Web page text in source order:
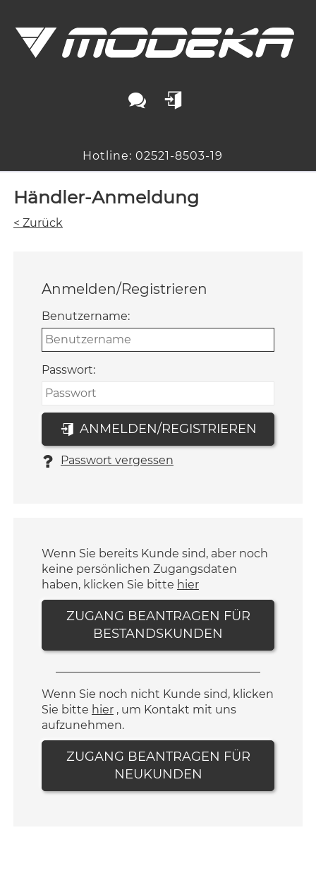
Hotline: 02521-8503-19
Händler-Anmeldung
< Zurück
Anmelden/Registrieren
Benutzername:
Passwort:
ANMELDEN/REGISTRIEREN
Passwort vergessen
Wenn Sie bereits Kunde sind, aber noch
keine persönlichen Zugangsdaten
haben, klicken Sie bitte hier
ZUGANG BEANTRAGEN FÜR
BESTANDSKUNDEN
Wenn Sie noch nicht Kunde sind, klicken
Sie bitte hier, um Kontakt mit uns
aufzunehmen.
ZUGANG BEANTRAGEN FÜR
NEUKUNDEN